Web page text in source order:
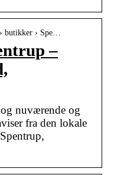
butikker › Spe…
–
nuværende og
fra den lokale